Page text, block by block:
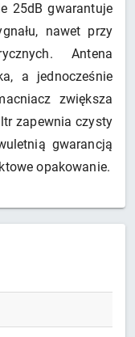
25dB gwarantuje
nawet przy
Antena
a jednocześnie
zwiększa
zapewnia czysty
gwarancją
opakowanie.